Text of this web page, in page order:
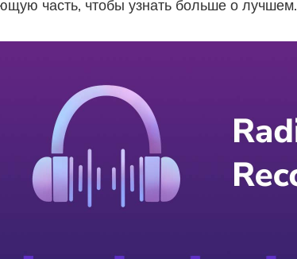
часть, чтобы узнать больше о лучшем.